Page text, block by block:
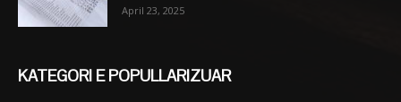
April 23, 2025
KATEGORI E POPULLARIZUAR